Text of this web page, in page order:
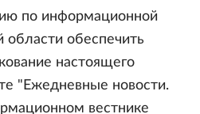
по информационной
области обеспечить
настоящего
"Ежедневные новости.
вестнике